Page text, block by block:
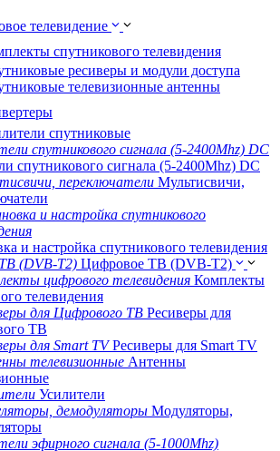
телевидение
спутникового телевидения
ресиверы и модули доступа
телевизионные антенны
спутниковые
спутникового сигнала (5-2400Mhz) DC
Мультисвичи,
и настройка спутникового телевидения
Цифровое ТВ (DVB-T2)
Комплекты
телевидения
Ресиверы для
ТВ
Ресиверы для Smart TV
Антенны
Усилители
Модуляторы,